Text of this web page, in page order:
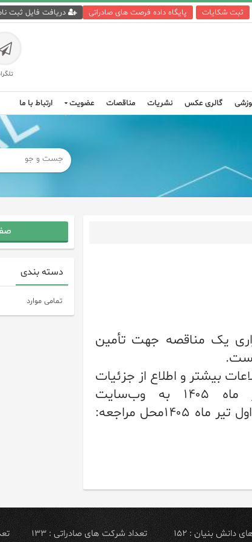
دریافت فایل ثبت پایگاه داده فرصت های صادراتی ثبت شکایات
گالری عکس نشریات مناقصات عضویت ارتباط با ما
یک مناقصه جهت تأمین
بیشتر و اطلاع از جزئیات
مراجعه نمایند.مهلت مراجعه: تا اول تیر ماه ۱۴۰۵محل مراجعه:
دسته بندی
تمامی موارد
دانش بنیان : ۱۵۲ تعداد شرکت های صادراتی : ۱۳۳